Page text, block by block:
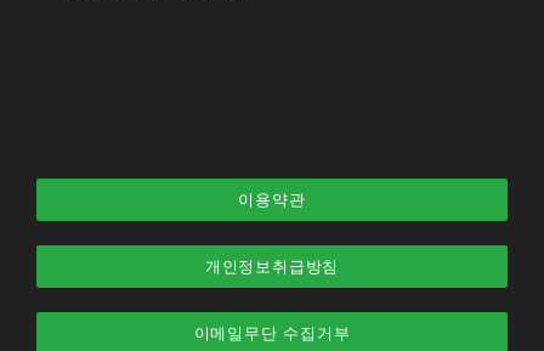
이용약관
개인정보취급방침
이메일무단 수집거부